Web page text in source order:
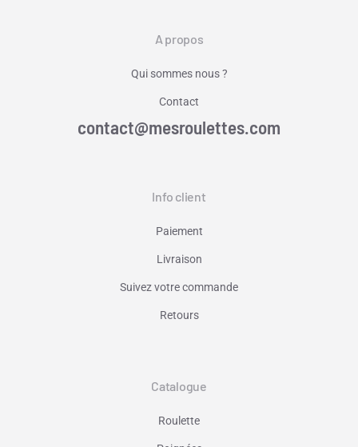
A propos
Qui sommes nous ?
Contact
contact@mesroulettes.com
Info client
Paiement
Livraison
Suivez votre commande
Retours
Catalogue
Roulette